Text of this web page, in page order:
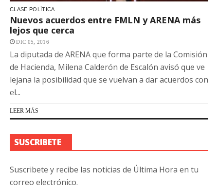
CLASE POLÍTICA
Nuevos acuerdos entre FMLN y ARENA más
lejos que cerca
DIC 05, 2016
La diputada de ARENA que forma parte de la Comisión
de Hacienda, Milena Calderón de Escalón avisó que ve
lejana la posibilidad que se vuelvan a dar acuerdos con
el...
LEER MÁS
SUSCRIBETE
Suscribete y recibe las noticias de Última Hora en tu
correo electrónico.